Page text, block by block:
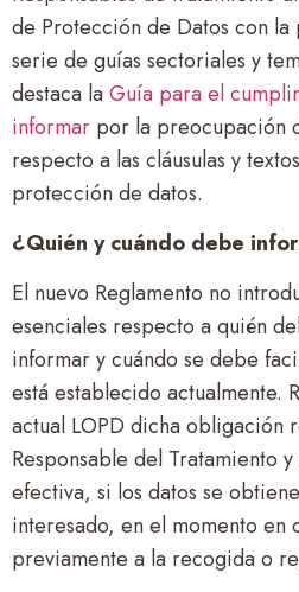
de Protección de Datos con
serie de guías sectoriales y
destaca laGuía para el
informar por la preocupación
respecto a las cláusulas y
protección de datos.
¿Quién y cuándo debe
El nuevo Reglamento no
esenciales respecto a quién
informar y cuándo se debe
está establecido actualmente.
actual LOPD dicha obligación
Responsable del Tratamiento
efectiva, si los datos se
interesado, en el momento en
previamente a la recogida o